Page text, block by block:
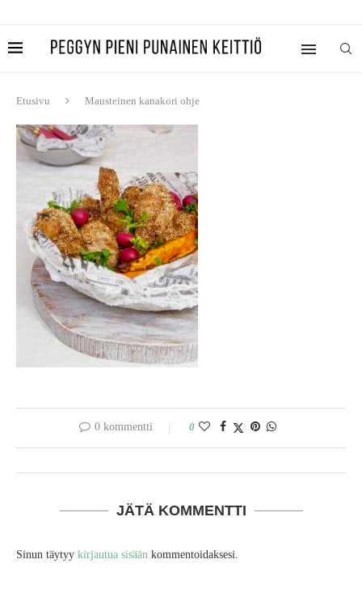
Etusivu Mausteinen kanakori ohje
0 kommentti 0
JÄTÄ KOMMENTTI
Sinun täytyy kirjautua sisään kommentoidaksesi.